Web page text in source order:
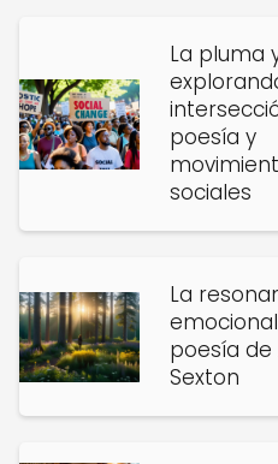
La pluma
poesía y
sociales
La
poesía de
Sexton